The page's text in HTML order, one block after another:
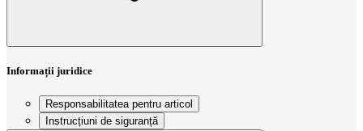
Informații juridice
Responsabilitatea pentru articol
Instrucțiuni de siguranță